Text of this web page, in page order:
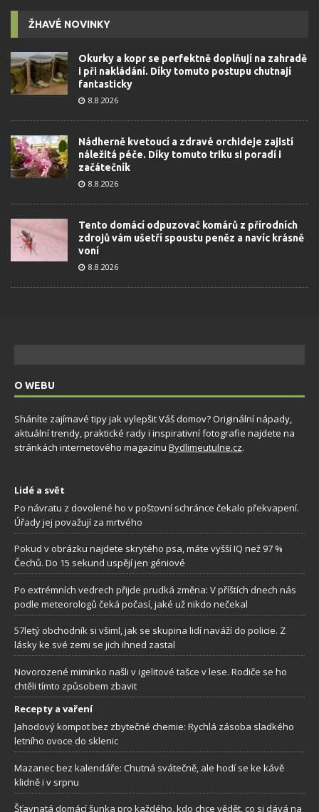
ŽHAVÉ NOVINKY
Okurky a kopr se perfektně doplňují na zahradě
i při nakládání. Díky tomuto postupu chutnají
fantasticky
8.8.2026
Nádherně kvetoucí a zdravé orchideje zajistí
náležitá péče. Díky tomuto triku si poradí i
začátečník
8.8.2026
Tento domácí odpuzovač komárů z přírodních
zdrojů vám ušetří spoustu peněz a navíc krásně
voní
8.8.2026
O WEBU
Sháníte zajímavé tipy jak vylepšit Váš domov? Originální nápady,
aktuální trendy, praktické rady i inspirativní fotografie najdete na
stránkách internetového magazínu Bydlimeutulne.cz.
Lidé a svět
Po návratu z dovolené ho v poštovní schránce čekalo překvapení.
Úřady jej považují za mrtvého
Pokud v obrázku najdete skrytého psa, máte vyšší IQ než 97 %
Čechů. Do 15 sekund uspějí jen géniové
Po extrémních vedrech přijde prudká změna: V příštích dnech nás
podle meteorologů čeká počasí, jaké už nikdo nečekal
57letý obchodník si všiml, jak se skupina lidí naváží do policie. Z
lásky ke své zemi se jich ihned zastal
Novorozené miminko našli v igelitové tašce v lese. Rodiče se ho
chtěli tímto způsobem zbavit
Recepty a vaření
Jahodový kompot bez zbytečné chemie: Rychlá zásoba sladkého
letního ovoce do sklenic
Mazanec bez kalendáře: Chutná svátečně, ale hodí se ke kávě
klidně i v srpnu
Šťavnatá domácí šunka pro každého, kdo chce vědět, co si dává na